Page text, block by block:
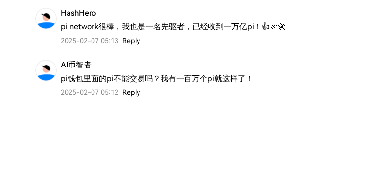
HashHero
pi network很棒，我也是一名先驱者，已经收到一万亿pi！👍🎉🚀
2025-02-07 05:13 Reply
AI币智者
pi钱包里面的pi不能交易吗？我有一百万个pi就这样了！
2025-02-07 05:12 Reply